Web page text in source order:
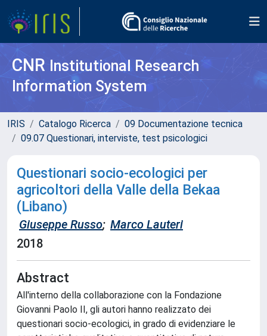
CNR Institutional Research
Information System
IRIS Catalogo Ricerca
09 Documentazione tecnica
09.07 Questionari, interviste, test psicologici
Questionari socio-ecologici per
agricoltori della Valle della Bekaa
(Libano)
Giuseppe Russo; Marco Lauteri
2018
Abstract
All'interno della collaborazione con la Fondazione
Giovanni Paolo II, gli autori hanno realizzato dei
questionari socio-ecologici, in grado di evidenziare le